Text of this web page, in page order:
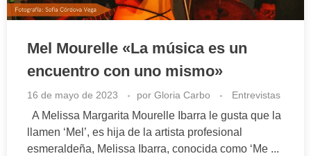
Mel Mourelle «La música es un
encuentro con uno mismo»
16 de mayo de 2023 por Gloria Carbo Entrevistas
A Melissa Margarita Mourelle Ibarra le gusta que la
llamen ‘Mel’, es hija de la artista profesional
esmeraldeña, Melissa Ibarra, conocida como ‘Me ...